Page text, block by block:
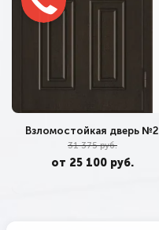
Взломостойкая дверь №2
31 375 руб.
от 25 100 руб.